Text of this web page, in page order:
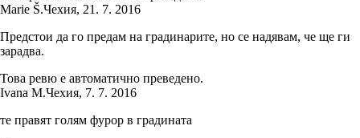
Marie Š.Чехия, 21. 7. 2016
Предстои да го предам на градинарите, но се надявам, че ще ги
зарадва.
Това ревю е автоматично преведено.
Ivana M.Чехия, 7. 7. 2016
те правят голям фурор в градината